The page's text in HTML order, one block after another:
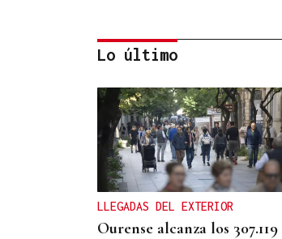
PEOR ACCIDENTE DEL SIGLO XXI
El caso del Villa de Pitanxo,
a punto de iniciar su juicio
Lo último
LLEGADAS DEL EXTERIOR
Ourense alcanza los 307.119